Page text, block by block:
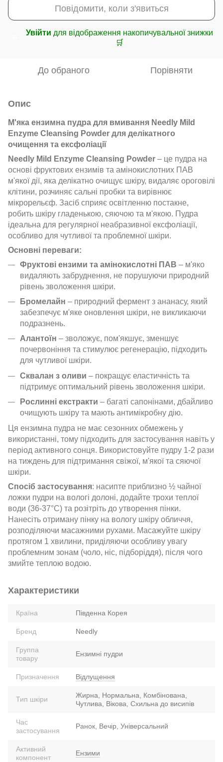
Повідомити, коли з'явиться
Увійти для відображення накопичувальної знижки
🛒
До обраного Порівняти
Опис
М'яка ензимна пудра для вмивання Needly Mild
Enzyme Cleansing Powder для делікатного
очищення та ексфоліації
Needly Mild Enzyme Cleansing Powder – це пудра на
основі фруктових ензимів та амінокислотних ПАВ
м'якої дії, яка делікатно очищує шкіру, видаляє ороговілі
клітини, розчиняє сальні пробки та вирівнює
мікрорельєф. Засіб сприяє освітленню постакне,
робить шкіру гладенькою, сяючою та м'якою. Пудра
ідеальна для регулярної неабразивної ексфоліації,
особливо для чутливої та проблемної шкіри.
Основні переваги:
Фруктові ензими та амінокислотні ПАВ – м'яко
видаляють забруднення, не порушуючи природний
рівень зволоження шкіри.
Бромелайн – природний фермент з ананасу, який
забезпечує м'яке оновлення шкіри, не викликаючи
подразнень.
Алантоїн – зволожує, пом'якшує, зменшує
почервоніння та стимулює регенерацію, підходить
для чутливої шкіри.
Сквалан з оливи – покращує еластичність та
підтримує оптимальний рівень зволоження шкіри.
Рослинні екстракти – багаті сапонінами, дбайливо
очищують шкіру та мають антимікробну дію.
Ця ензимна пудра не має сезонних обмежень у
використанні, тому підходить для застосування навіть у
період активного сонця. Використовуйте пудру 1-2 рази
на тиждень для підтримання свіжої, м'якої та сяючої
шкіри.
Спосіб застосування: насипте приблизно ½ чайної
ложки пудри на вологі долоні, додайте трохи теплої
води (36-37°С) та розітріть до утворення пінки.
Нанесіть отриману пінку на вологу шкіру обличчя,
розподіляючи масажними рухами. Масажуйте шкіру
протягом 1 хвилини, приділяючи особливу увагу
проблемним зонам (чоло, ніс, підборіддя), після чого
змийте теплою водою.
Характеристики
Країна Південна Корея
Бренд Needly
Группа
товару
Ензимні пудри
Призначення Відлущення
Тип шкіри
Жирна, Нормальна, Комбінована,
Чутлива, Вікова, Схильна до висипів
Час
застосування
Ранок, Вечір, Універсальний
Активний
компонент
Ензими